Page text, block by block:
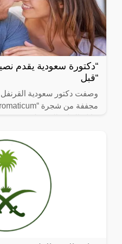
“دكتورة سعودية يقدم
“قبل
وصفت دكتور سعودية القرنفل